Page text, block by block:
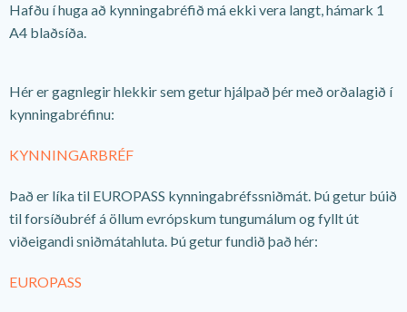
Hafðu í huga að kynningabréfið má ekki vera langt, hámark 1
A4 blaðsíða.
Hér er gagnlegir hlekkir sem getur hjálpað þér með orðalagið í
kynningabréfinu:
KYNNINGARBRÉF
Það er líka til EUROPASS kynningabréfssniðmát. Þú getur búið
til forsíðubréf á öllum evrópskum tungumálum og fyllt út
viðeigandi sniðmátahluta. Þú getur fundið það hér:
EUROPASS